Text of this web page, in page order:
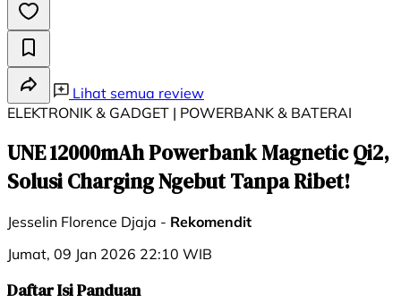
Lihat semua review
ELEKTRONIK & GADGET | POWERBANK & BATERAI
UNE 12000mAh Powerbank Magnetic Qi2,
Solusi Charging Ngebut Tanpa Ribet!
Jesselin Florence Djaja - Rekomendit
Jumat, 09 Jan 2026 22:10 WIB
Daftar Isi Panduan